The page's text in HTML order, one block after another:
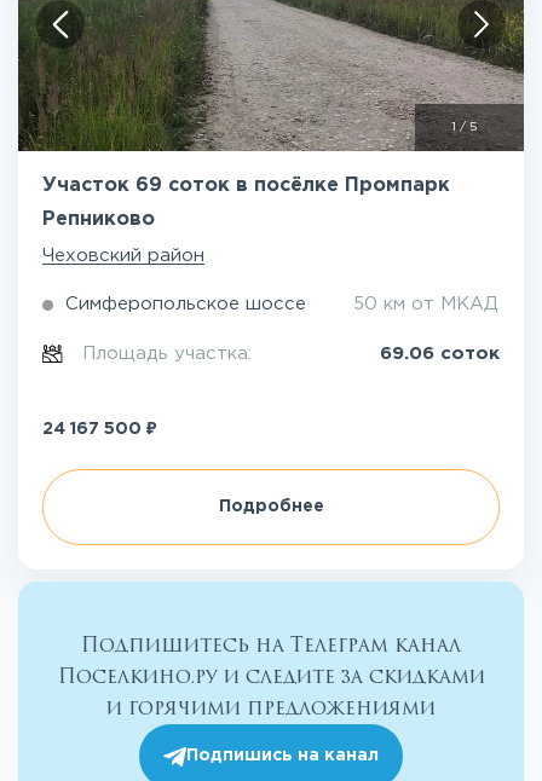
/ 5
Участок 69 соток в посёлке Промпарк
Репниково
Чеховский район
Симферопольское шоссе 50 км от МКАД
Площадь участка: 69.06 соток
24 167 500 ₽
Подробнее
Подпишитесь на Телеграм канал
Поселкино.ру и следите за скидками
и горячими предложениями
Подпишись на канал